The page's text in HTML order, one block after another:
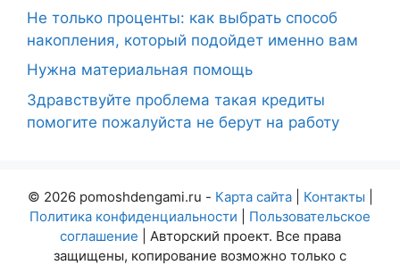
Не только проценты: как выбрать способ
накопления, который подойдет именно вам
Нужна материальная помощь
Здравствуйте проблема такая кредиты
помогите пожалуйста не берут на работу
© 2026 pomoshdengami.ru - Карта сайта| Контакты
Политика конфиденциальности
Пользовательское
соглашение | Авторский проект. Все права
защищены, копирование возможно только с